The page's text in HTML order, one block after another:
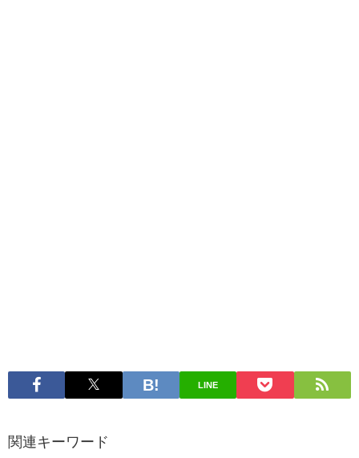
LINE
関連キーワード